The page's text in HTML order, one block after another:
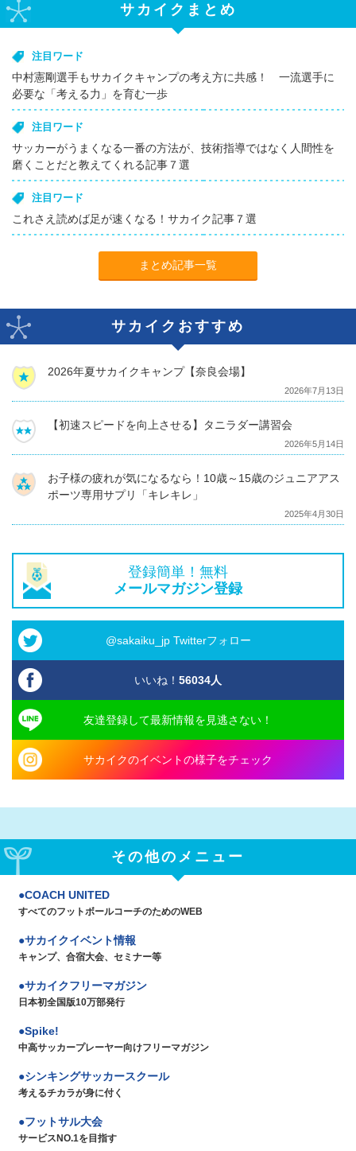
サカイクまとめ
注目ワード
中村憲剛選手もサカイクキャンプの考え方に共感！ 一流選手に
必要な「考える力」を育む一歩
注目ワード
サッカーがうまくなる一番の方法が、技術指導ではなく人間性を
磨くことだと教えてくれる記事７選
注目ワード
これさえ読めば足が速くなる！サカイク記事７選
まとめ記事一覧
サカイクおすすめ
2026年夏サカイクキャンプ【奈良会場】
2026年7月13日
【初速スピードを向上させる】タニラダー講習会
2026年5月14日
お子様の疲れが気になるなら！10歳～15歳のジュニアアス
ポーツ専用サプリ「キレキレ」
2025年4月30日
登録簡単！無料
メールマガジン登録
@sakaiku_jp Twitterフォロー
いいね！ 56034人
友達登録して最新情報を見逃さない！
サカイクのイベントの様子をチェック
その他のメニュー
COACH UNITED
すべてのフットボールコーチのためのWEB
サカイクイベント情報
キャンプ、合宿大会、セミナー等
サカイクフリーマガジン
日本初全国版10万部発行
Spike!
中高サッカープレーヤー向けフリーマガジン
シンキングサッカースクール
考えるチカラが身に付く
フットサル大会
サービスNO.1を目指す